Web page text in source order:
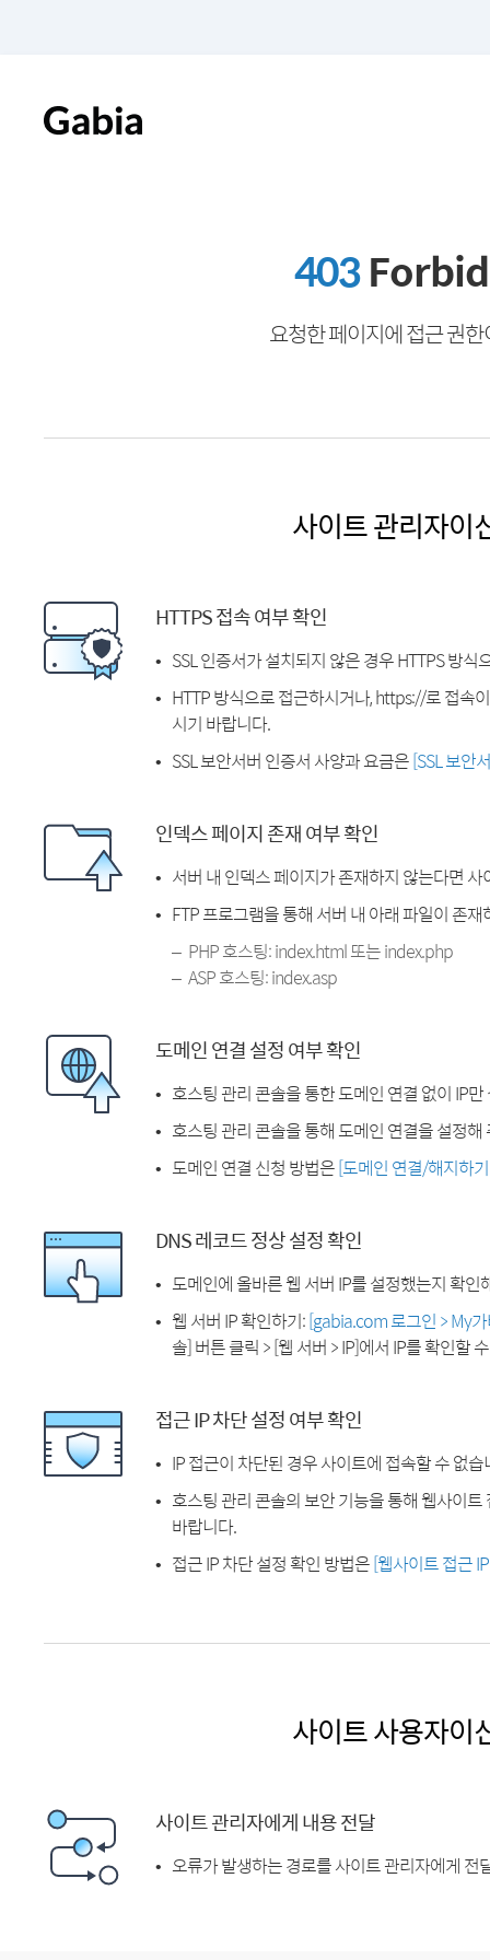
403
요청한 페이지에 접근 권
사이트 관리자이
HTTPS 접속 여부 확인
SSL 인증서가 설치되지 않은 경우 HTTPS 방식
HTTP 방식으로 접근하시거나, https://로 접속
시기 바랍니다.
SSL 보안서버 인증서 사양과 요금은[SSL 보안
인덱스 페이지 존재 여부 확인
서버 내 인덱스 페이지가 존재하지 않는다면
FTP 프로그램을 통해 서버 내 아래 파일이 존
PHP 호스팅: index.html 또는 index.php
ASP 호스팅: index.asp
도메인 연결 설정 여부 확인
호스팅 관리 콘솔을 통한 도메인 연결 없이 IP
호스팅 관리 콘솔을 통해 도메인 연결을 설정해
도메인 연결 신청 방법은[도메인 연결/해지하
DNS 레코드 정상 설정 확인
도메인에 올바른 웹 서버 IP를 설정했는지 확인
웹 서버 IP 확인하기:[gabia.com 로그인 > My
솔] 버튼 클릭 > [웹 서버 > IP]에서 IP를 확인할
접근 IP 차단 설정 여부 확인
IP 접근이 차단된 경우 사이트에 접속할 수 없습
호스팅 관리 콘솔의 보안 기능을 통해 웹사이
바랍니다.
접근 IP 차단 설정 확인 방법은[웹사이트 접근
사이트 사용자이
사이트 관리자에게 내용 전달
오류가 발생하는 경로를 사이트 관리자에게 전